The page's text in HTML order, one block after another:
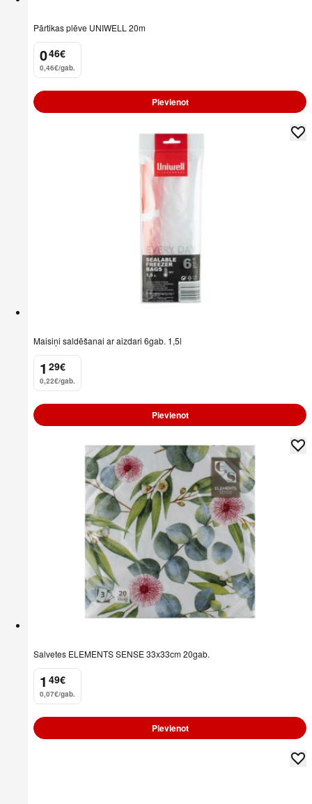
Pārtikas plēve UNIWELL 20m
0
. 46€
0,46€/gab.
Pievienot
Maisiņi saldēšanai ar aizdari 6gab. 1,5l
1
. 29€
0,22€/gab.
Pievienot
Salvetes ELEMENTS SENSE 33x33cm 20gab.
1
. 49€
0,07€/gab.
Pievienot